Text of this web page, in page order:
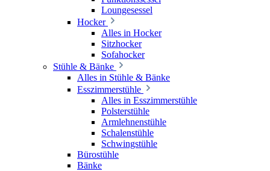
Loungesessel
Hocker
Alles in Hocker
Sitzhocker
Sofahocker
Stühle & Bänke
Alles in Stühle & Bänke
Esszimmerstühle
Alles in Esszimmerstühle
Polsterstühle
Armlehnenstühle
Schalenstühle
Schwingstühle
Bürostühle
Bänke